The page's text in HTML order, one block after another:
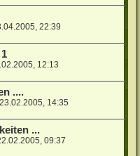
22:39
12:13
....
23.02.2005, 14:35
...
09:37